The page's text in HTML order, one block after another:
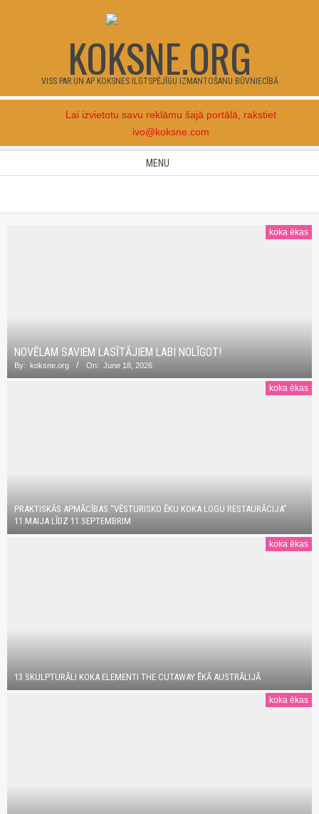
KOKSNE.ORG
VISS PAR UN AP KOKSNES ILGTSPĒJĪGU IZMANTOŠANU BŪVNIECĪBĀ
Lai izvietotu savu reklāmu šajā portālā, rakstiet
ivo@koksne.com
Navigation
MENU
koka ēkas
NOVĒLAM SAVIEM LASĪTĀJIEM LABI NOLĪGOT!
By: koksne.org On: June 18, 2026
koka ēkas
PRAKTISKĀS APMĀCĪBAS “VĒSTURISKO ĒKU KOKA LOGU RESTAURĀCIJA”
11.MAIJA LĪDZ 11.SEPTEMBRIM
koka ēkas
13 SKULPTURĀLI KOKA ELEMENTI THE CUTAWAY ĒKĀ AUSTRĀLIJĀ
koka ēkas